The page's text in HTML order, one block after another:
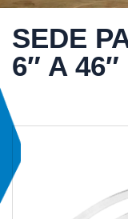
SEDE
6″ A 46″